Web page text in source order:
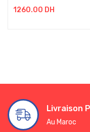
1260.00 DH
Livraison
Au Maroc